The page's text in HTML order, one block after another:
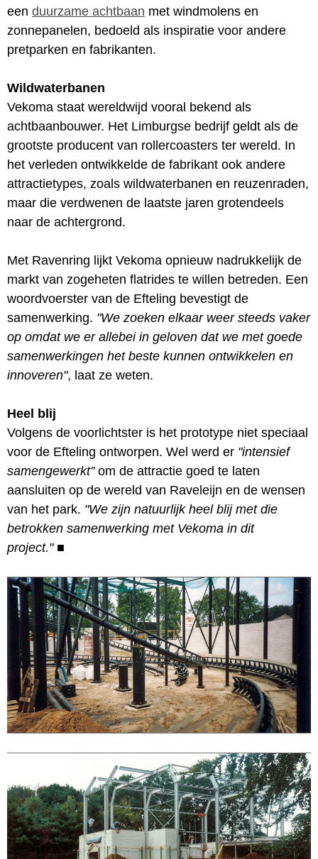
een duurzame achtbaan met windmolens en
zonnepanelen, bedoeld als inspiratie voor andere
pretparken en fabrikanten.
Wildwaterbanen
Vekoma staat wereldwijd vooral bekend als
achtbaanbouwer. Het Limburgse bedrijf geldt als de
grootste producent van rollercoasters ter wereld. In
het verleden ontwikkelde de fabrikant ook andere
attractietypes, zoals wildwaterbanen en reuzenraden,
maar die verdwenen de laatste jaren grotendeels
naar de achtergrond.
Met Ravenring lijkt Vekoma opnieuw nadrukkelijk de
markt van zogeheten flatrides te willen betreden. Een
woordvoerster van de Efteling bevestigt de
samenwerking. "We zoeken elkaar weer steeds vaker
op omdat we er allebei in geloven dat we met goede
samenwerkingen het beste kunnen ontwikkelen en
innoveren", laat ze weten.
Heel blij
Volgens de voorlichtster is het prototype niet speciaal
voor de Efteling ontworpen. Wel werd er "intensief
samengewerkt"om de attractie goed te laten
aansluiten op de wereld van Raveleijn en de wensen
van het park. "We zijn natuurlijk heel blij met die
betrokken samenwerking met Vekoma in dit
project." ■